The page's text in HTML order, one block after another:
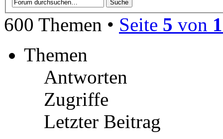
600 Themen • Seite 5 von
Themen
Antworten
Zugriffe
Letzter Beitrag